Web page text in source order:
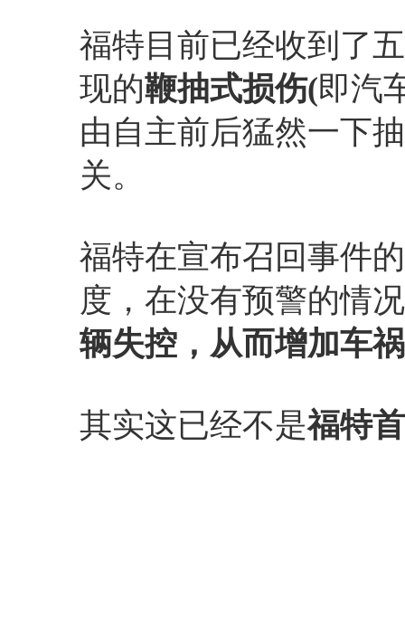
福特目前已经收到了
现的鞭抽式损伤(即汽
由自主前后猛然一下
关。
福特在宣布召回事件
度，在没有预警的情
辆失控，从而增加车
其实这已经不是福特